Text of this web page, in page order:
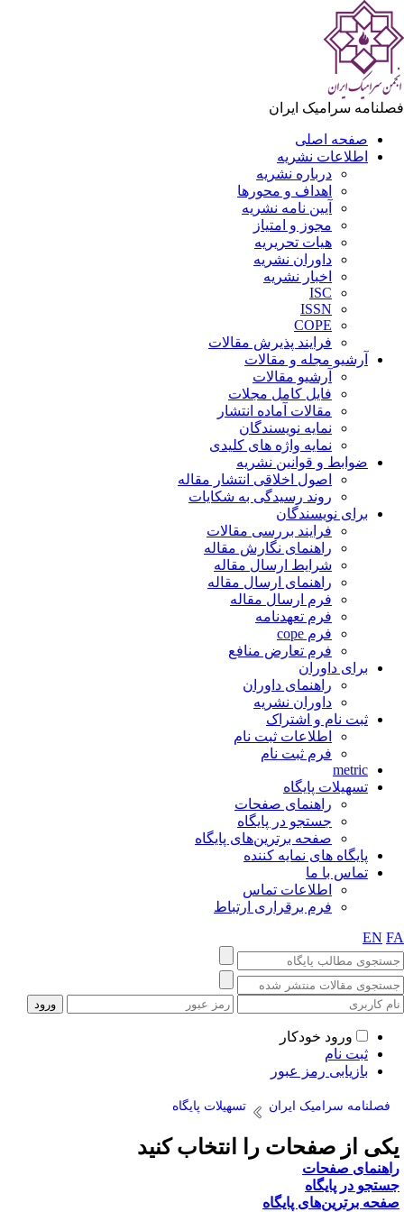
سرامیک ایران
صفحه اصلی
اطلاعات نشریه
درباره نشریه
اهداف و محورها
آیین نامه نشریه
مجوز و امتیاز
هیات تحریریه
داوران نشریه
اخبار نشریه
ISC
ISSN
COPE
فرایند پذیرش مقالات
آرشیو مجله و مقالات
آرشیو مقالات
فایل کامل مجلات
مقالات آماده انتشار
نمایه نویسندگان
نمایه واژه های کلیدی
ضوابط و قوانین نشریه
اصول اخلاقی انتشار مقاله
روند رسیدگی به شکایات
برای نویسندگان
فرایند بررسی مقالات
راهنمای نگارش مقاله
شرایط ارسال مقاله
راهنمای ارسال مقاله
فرم ارسال مقاله
فرم تعهدنامه
فرم cope
فرم تعارض منافع
برای داوران
راهنمای داوران
داوران نشریه
ثبت نام و اشتراک
اطلاعات ثبت نام
فرم ثبت نام
metric
تسهیلات پایگاه
راهنمای صفحات
جستجو در پایگاه
صفحه برترین‌های پایگاه
پایگاه های نمایه کننده
تماس با ما
اطلاعات تماس
فرم برقراری ارتباط
EN
ورود خودکار
ثبت نام
بازیابی رمز عبور
فصلنامه سرامیک ایران تسهیلات پایگاه
از صفحات را انتخاب کنید
صفحات
در پایگاه
برترین‌های پایگاه